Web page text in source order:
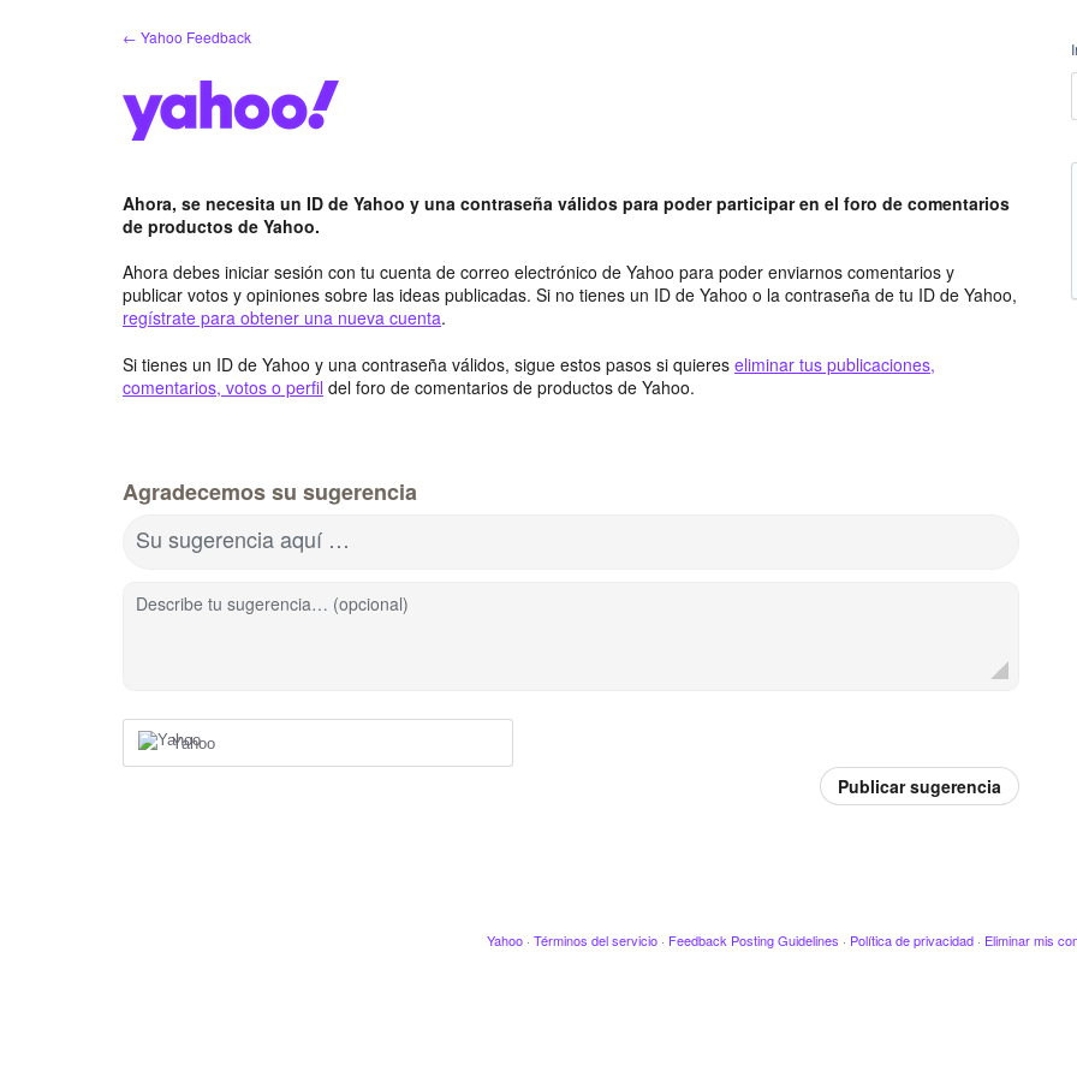
← Yahoo Feedback
Ahora, se necesita un ID de Yahoo y una contraseña válidos para poder participar en el foro de comentarios
de productos de Yahoo.
Ahora debes iniciar sesión con tu cuenta de correo electrónico de Yahoo para poder enviarnos comentarios y
publicar votos y opiniones sobre las ideas publicadas. Si no tienes un ID de Yahoo o la contraseña de tu ID de Yahoo,
regístrate para obtener una nueva cuenta.
Si tienes un ID de Yahoo y una contraseña válidos, sigue estos pasos si quieres eliminar tus publicaciones,
comentarios, votos o perfil del foro de comentarios de productos de Yahoo.
Agradecemos su sugerencia
Su sugerencia aquí …
Describe tu sugerencia… (opcional)
Yahoo
Publicar sugerencia
Yahoo · Términos del servicio · Feedback Posting Guidelines · Política de privacidad · Eliminar mis